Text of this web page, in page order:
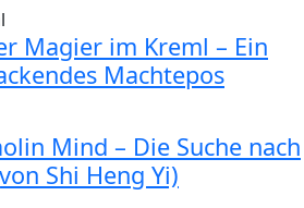
Magier im Kreml – Ein
Machtepos
Mind – Die Suche nach
Shi Heng Yi)